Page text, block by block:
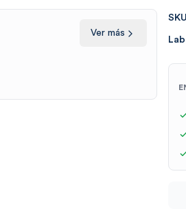
Ver más